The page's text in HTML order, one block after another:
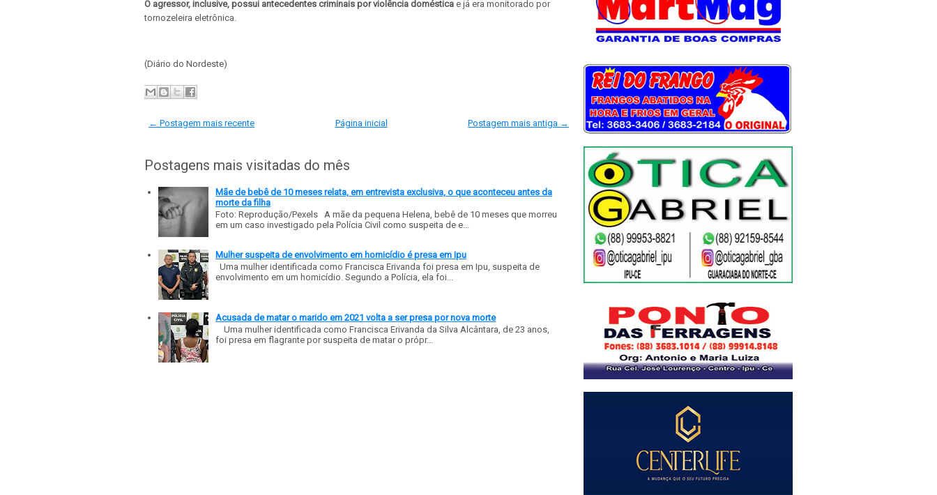
O agressor, inclusive, possui antecedentes criminais por violência doméstica e já era monitorado por
tornozeleira eletrônica.
(Diário do Nordeste)
← Postagem mais recente Postagem mais antiga →
Página inicial
Postagens mais visitadas do mês
Mãe de bebê de 10 meses relata, em entrevista exclusiva, o que aconteceu antes da
morte da filha
Foto: Reprodução/Pexels A mãe da pequena Helena, bebê de 10 meses que morreu
em um caso investigado pela Polícia Civil como suspeita de e...
Mulher suspeita de envolvimento em homicídio é presa em Ipu
Uma mulher identificada como Francisca Erivanda foi presa em Ipu, suspeita de
envolvimento em um homicídio. Segundo a Polícia, ela foi...
Acusada de matar o marido em 2021 volta a ser presa por nova morte
Uma mulher identificada como Francisca Erivanda da Silva Alcântara, de 23 anos,
foi presa em flagrante por suspeita de matar o própr...